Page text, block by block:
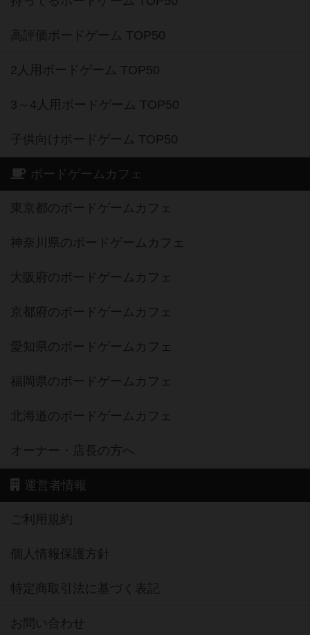
高評価ボードゲーム TOP50
2人用ボードゲーム TOP50
3～4人用ボードゲーム TOP50
子供向けボードゲーム TOP50
ボードゲームカフェ
東京都のボードゲームカフェ
神奈川県のボードゲームカフェ
大阪府のボードゲームカフェ
京都府のボードゲームカフェ
愛知県のボードゲームカフェ
福岡県のボードゲームカフェ
北海道のボードゲームカフェ
オーナー・店長の方へ
運営者情報
ご利用規約
個人情報保護方針
特定商取引法に基づく表記
お問い合わせ